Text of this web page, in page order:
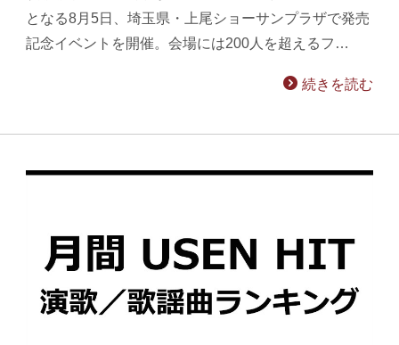
となる8月5日、埼玉県・上尾ショーサンプラザで発売
記念イベントを開催。会場には200人を超えるフ…
続きを読む